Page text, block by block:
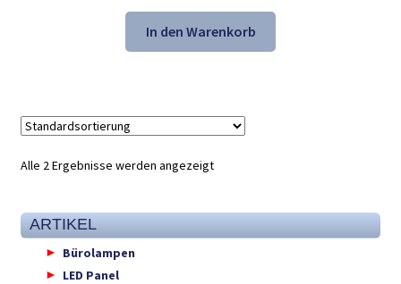
In den Warenkorb
Alle 2 Ergebnisse werden angezeigt
ARTIKEL
Bürolampen
LED Panel